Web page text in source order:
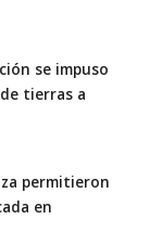
se impuso
tierras a
permitieron
en